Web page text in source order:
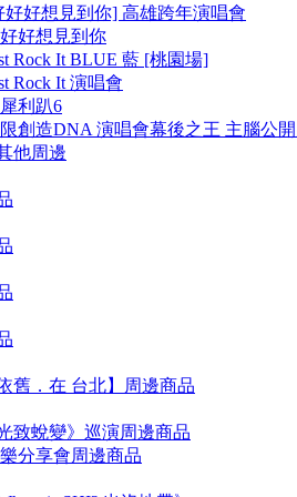
好好想見到你] 高雄跨年演唱會
好想見到你
Rock It BLUE 藍 [桃園場]
Rock It 演唱會
利趴6
限創造DNA 演唱會幕後之王 主腦公
他周邊
舊．在 台北】周邊商品
致蛻變》巡演周邊商品
分享會周邊商品